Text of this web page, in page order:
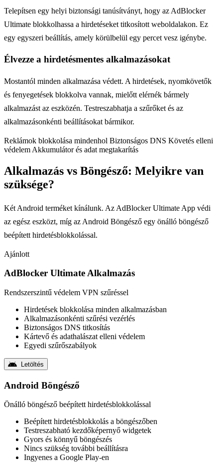
Telepítsen egy helyi biztonsági tanúsítványt, hogy az AdBlocker
Ultimate blokkolhassa a hirdetéseket titkosított weboldalakon. Ez
egy egyszeri beállítás, amely körülbelül egy percet vesz igénybe.
Élvezze a hirdetésmentes alkalmazásokat
Mostantól minden alkalmazása védett. A hirdetések, nyomkövetők
és fenyegetések blokkolva vannak, mielőtt elérnék bármely
alkalmazást az eszközén. Testreszabhatja a szűrőket és az
alkalmazásonkénti beállításokat bármikor.
Reklámok blokkolása mindenhol Biztonságos DNS Követés elleni
védelem Akkumulátor és adat megtakarítás
Alkalmazás vs Böngésző: Melyikre van
szüksége?
Két Android terméket kínálunk. Az AdBlocker Ultimate App védi
az egész eszközt, míg az Android Böngésző egy önálló böngésző
beépített hirdetésblokkolással.
Ajánlott
AdBlocker Ultimate Alkalmazás
Rendszerszintű védelem VPN szűréssel
Hirdetések blokkolása minden alkalmazásban
Alkalmazásonkénti szűrési vezérlés
Biztonságos DNS titkosítás
Kártevő és adathalászat elleni védelem
Egyedi szűrőszabályok
Letöltés
Android Böngésző
Önálló böngésző beépített hirdetésblokkolással
Beépített hirdetésblokkolás a böngészőben
Testreszabható kezdőképernyő widgetek
Gyors és könnyű böngészés
Nincs szükség további beállításra
Ingyenes a Google Play-en